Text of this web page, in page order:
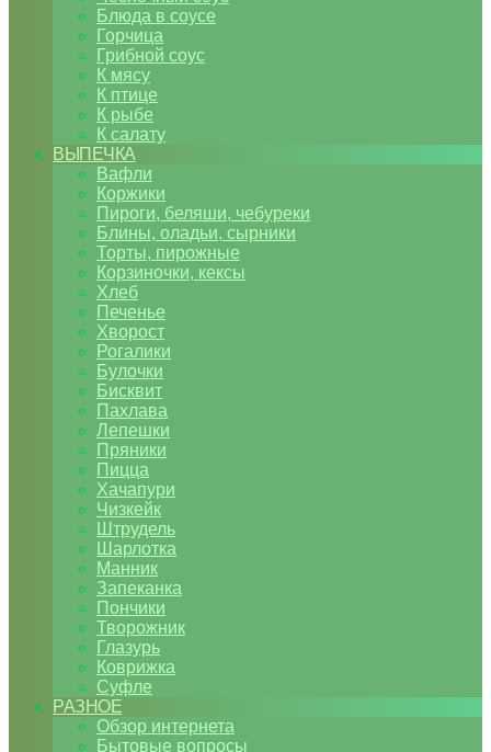
Блюда в соусе
Горчица
Грибной соус
К мясу
К птице
К рыбе
К салату
ВЫПЕЧКА
Вафли
Коржики
Пироги, беляши, чебуреки
Блины, оладьи, сырники
Торты, пирожные
Корзиночки, кексы
Хлеб
Печенье
Хворост
Рогалики
Булочки
Бисквит
Пахлава
Лепешки
Пряники
Пицца
Хачапури
Чизкейк
Штрудель
Шарлотка
Манник
Запеканка
Пончики
Творожник
Глазурь
Коврижка
Суфле
РАЗНОЕ
Обзор интернета
Бытовые вопросы